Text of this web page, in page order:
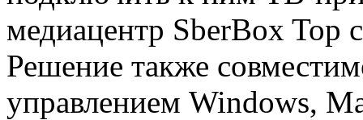
медиацентр SberBox Top
Решение также
управлением Windows,